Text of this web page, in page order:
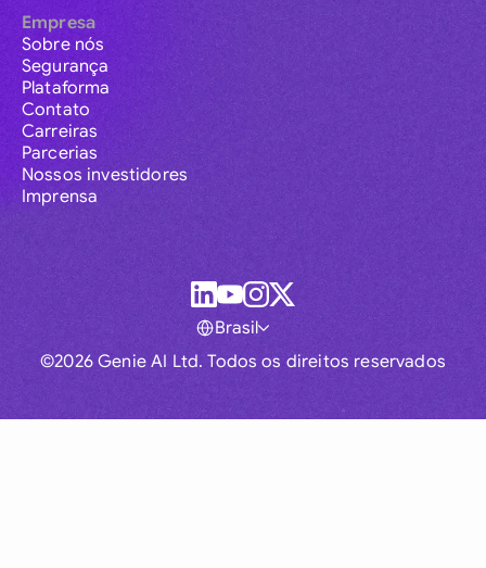
Empresa
Sobre nós
Segurança
Plataforma
Contato
Carreiras
Parcerias
Nossos investidores
Imprensa
©2026 Genie AI Ltd. Todos os direitos reservados
Brasil
Global